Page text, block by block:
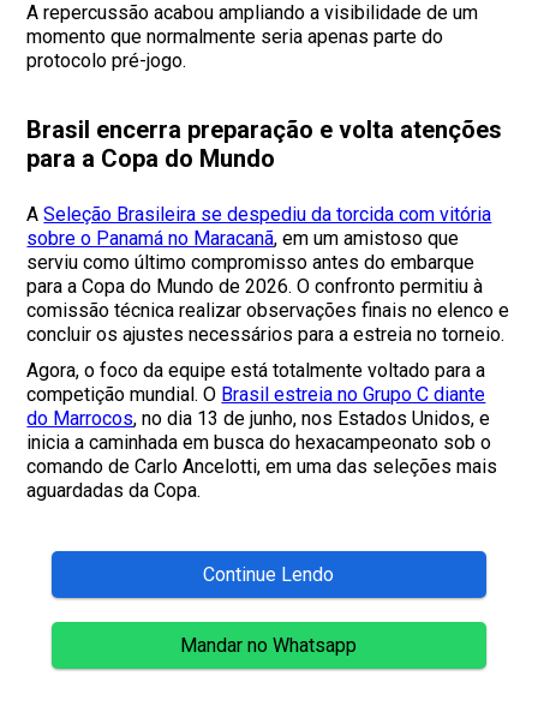
A repercussão acabou ampliando a visibilidade de um
momento que normalmente seria apenas parte do
protocolo pré-jogo.
Brasil encerra preparação e volta atenções
para a Copa do Mundo
ASeleção Brasileira se despediu da torcida com vitória
sobre o Panamá no Maracanã, em um amistoso que
serviu como último compromisso antes do embarque
para a Copa do Mundo de 2026. O confronto permitiu à
comissão técnica realizar observações finais no elenco e
concluir os ajustes necessários para a estreia no torneio.
Agora, o foco da equipe está totalmente voltado para a
competição mundial. O Brasil estreia no Grupo C diante
do Marrocos, no dia 13 de junho, nos Estados Unidos, e
inicia a caminhada em busca do hexacampeonato sob o
comando de Carlo Ancelotti, em uma das seleções mais
aguardadas da Copa.
Continue Lendo
Mandar no Whatsapp